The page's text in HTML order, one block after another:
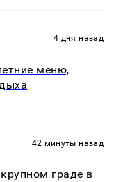
4 дня назад
меню,
42 минуты назад
граде в